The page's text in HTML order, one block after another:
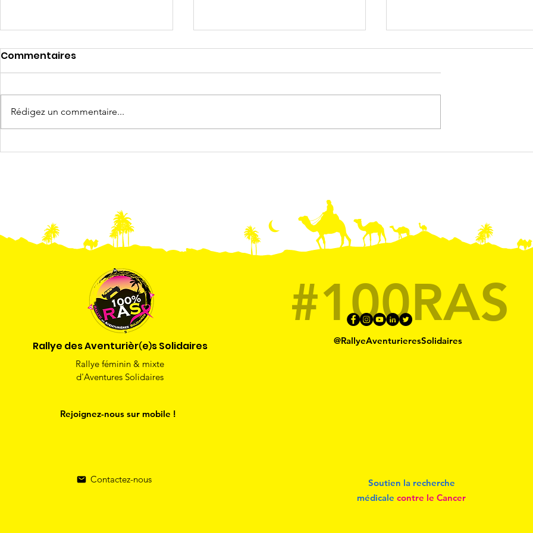
SALON 🎪 Le Rallye du
SALON 🎪 Stand 100% RAS
Clermont-Ferrand le 24-
SALON 🎪 S.V.A. - LE
Commentaires
Rédigez un commentaire...
Rallye des Aventurièr(e)s Solidaires
Rallye féminin & mixte
d'Aventures Solidaires
Rejoignez-nous sur mobile !
Contactez-nous
#100RAS
@RallyeAventurieresSolidaires
Soutien la recherche
médicale contre le Cancer